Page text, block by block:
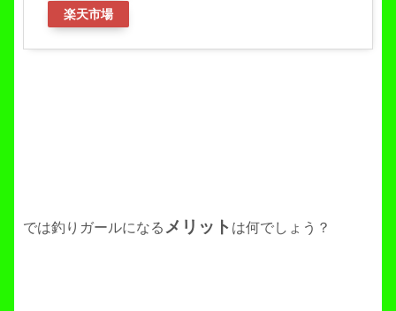
楽天市場
では釣りガールになる メリット は何でしょう？